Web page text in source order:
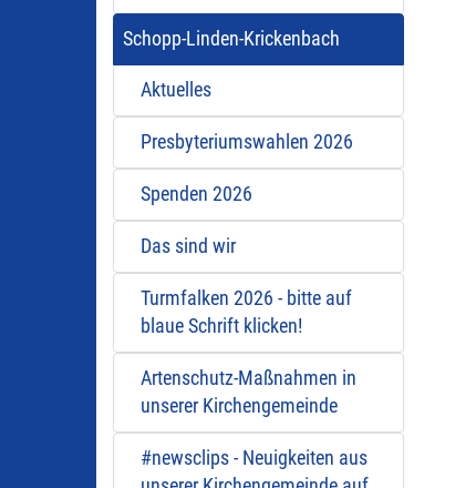
Schopp-Linden-Krickenbach
Aktuelles
Presbyteriumswahlen 2026
Spenden 2026
Das sind wir
Turmfalken 2026 - bitte auf
blaue Schrift klicken!
Artenschutz-Maßnahmen in
unserer Kirchengemeinde
#newsclips - Neuigkeiten aus